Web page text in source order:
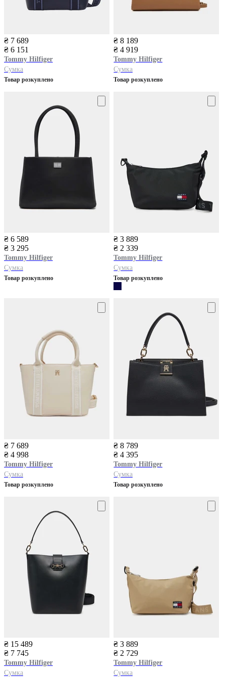
₴ 7 689
₴ 6 151
Tommy Hilfiger
Сумка
Товар розкуплено
₴ 8 189
₴ 4 919
Tommy Hilfiger
Сумка
Товар розкуплено
₴ 6 589
₴ 3 295
Tommy Hilfiger
Сумка
Товар розкуплено
₴ 3 889
₴ 2 339
Tommy Hilfiger
Сумка
Товар розкуплено
₴ 7 689
₴ 4 998
Tommy Hilfiger
Сумка
Товар розкуплено
₴ 8 789
₴ 4 395
Tommy Hilfiger
Сумка
Товар розкуплено
₴ 15 489
₴ 7 745
Tommy Hilfiger
Сумка
₴ 3 889
₴ 2 729
Tommy Hilfiger
Сумка